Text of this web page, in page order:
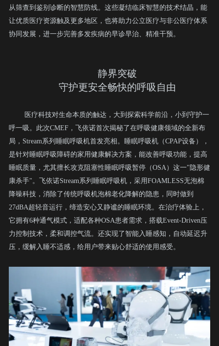
从筛查到鉴别诊断的智慧防线。 这些凝结临床智慧的技术结晶，能
让优质医疗资源触及更多地区，也将助力公立医疗与非公医疗体系
协同发展，进一步完善多发疾病的早诊早治、精准干预。
静界突破
守护更安全畅快的呼吸自由
医疗科技对生命本质的触达，大到探索科学前沿，小到守护一
呼一吸。此次CMEF，飞依诺首次揭秘了在呼吸健康领域的全新布
局，Stream系列睡眠呼吸机首发亮相。 睡眠呼吸机（CPAP设备），
是针对睡眠呼吸障碍的家用健康解决方案，能改善呼吸功能，提高
睡眠质量，尤其擅长攻克阻塞性睡眠呼吸暂停（OSA）这一"隐形健
康杀手"。
飞依诺Stream系列睡眠呼吸机，采用FOAMLESS无泡棉
降噪科技，消除了传统呼吸机泡棉老化降解的隐患，同时做到
27dBA超轻音运行，缔造安心又静谧的睡眠环境。 在治疗体验上，
它拥有6种通气模式，适配各种OSA患者需求，搭载Event-Driven压
力控制技术，柔和调控气流。还实现了智能入睡感知，自动延迟升
压，缓解入睡不适感，给用户带来贴心舒适的使用感受。